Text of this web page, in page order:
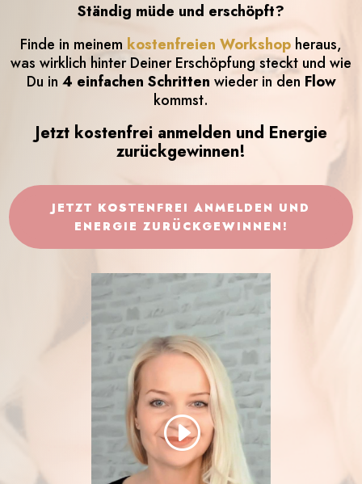
Ständig müde und erschöpft?
Finde in meinem kostenfreien Workshop heraus,
was wirklich hinter Deiner Erschöpfung steckt und wie
Du in 4 einfachen Schritten wieder in den Flow
kommst.
Jetzt kostenfrei anmelden und Energie
zurückgewinnen!
JETZT KOSTENFREI ANMELDEN UND
ENERGIE ZURÜCKGEWINNEN!